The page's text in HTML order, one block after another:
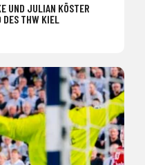
UND JULIAN KÖSTER
THW KIEL